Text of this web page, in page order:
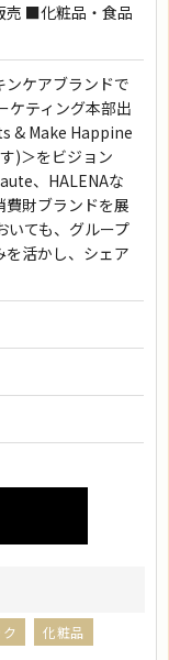
売 ■化粧品・食品
ケアブランドで
ケティング本部出
& Make Happine
)＞をビジョン
、HALENAな
費財ブランドを展
いても、グループ
を活かし、シェア
化粧品